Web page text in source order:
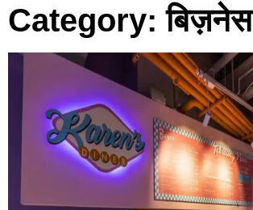
Category: बिज़नेस